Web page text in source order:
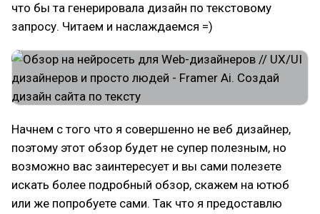
что бы та генерировала дизайн по текстовому
запросу. Читаем и наслаждаемся =)
Начнем с того что я совершенно не веб дизайнер,
поэтому этот обзор будет не супер полезным, но
возможно вас заинтересует и вы сами полезете
искать более подробный обзор, скажем на ютюб
или же попробуете сами. Так что я предоставлю